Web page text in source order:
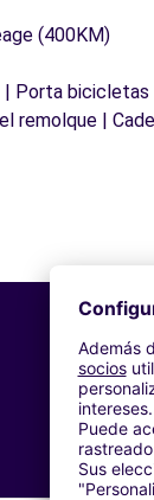
(400KM)
Porta bicicletas
remolque |